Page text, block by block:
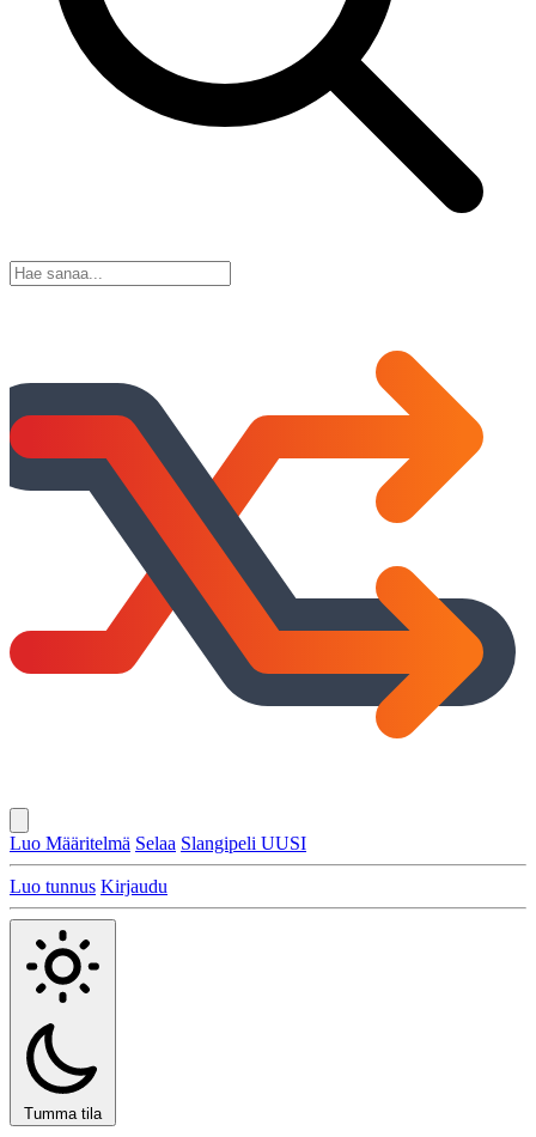
Luo Määritelmä Selaa Slangipeli UUSI
Luo tunnus Kirjaudu
Tumma tila